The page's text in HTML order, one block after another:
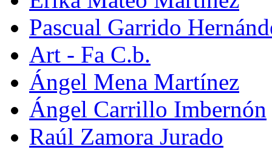
Pascual Garrido
Art - Fa C.b.
Ángel Mena Martínez
Ángel Carrillo Imbernón
Raúl Zamora Jurado